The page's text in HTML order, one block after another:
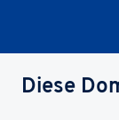
Diese